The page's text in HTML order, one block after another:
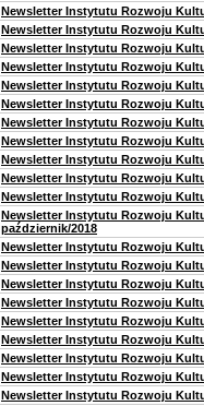
Newsletter Instytutu Rozwoju
Newsletter Instytutu Rozwoju
Newsletter Instytutu Rozwoju
Newsletter Instytutu Rozwoju
Newsletter Instytutu Rozwoju
Newsletter Instytutu Rozwoju
Newsletter Instytutu Rozwoju
Newsletter Instytutu Rozwoju
Newsletter Instytutu Rozwoju
Newsletter Instytutu Rozwoju
Newsletter Instytutu Rozwoju
Newsletter Instytutu Rozwoju
październik/2018
Newsletter Instytutu Rozwoju
Newsletter Instytutu Rozwoju
Newsletter Instytutu Rozwoju
Newsletter Instytutu Rozwoju
Newsletter Instytutu Rozwoju
Newsletter Instytutu Rozwoju
Newsletter Instytutu Rozwoju
Newsletter Instytutu Rozwoju
Newsletter Instytutu Rozwoju